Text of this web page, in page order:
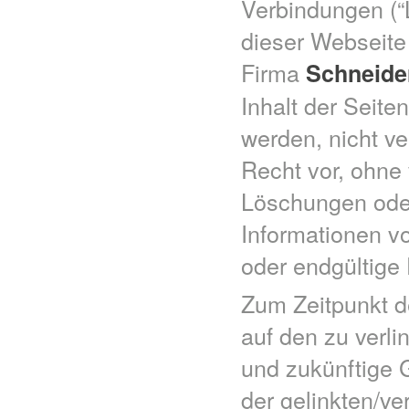
Verbindungen
dieser
Firma
Inhalt der
werden, nicht
Recht vor,
Löschungen
Informationen
oder
Zum Zeitpunkt
auf den zu
und zukünftige
der gelinkten/